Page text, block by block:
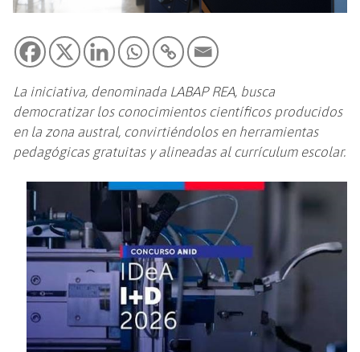
La iniciativa, denominada LABAP REA, busca
democratizar los conocimientos científicos producidos
en la zona austral, convirtiéndolos en herramientas
pedagógicas gratuitas y alineadas al currículum escolar.